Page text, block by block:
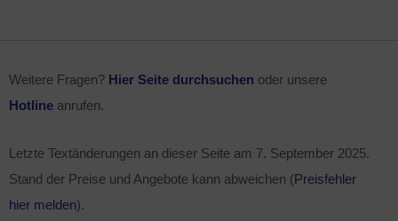
Weitere Fragen? Hier Seite durchsuchen oder unsere
Hotline anrufen.
Letzte Textänderungen an dieser Seite am 7. September 2025.
Stand der Preise und Angebote kann abweichen (Preisfehler
hier melden).